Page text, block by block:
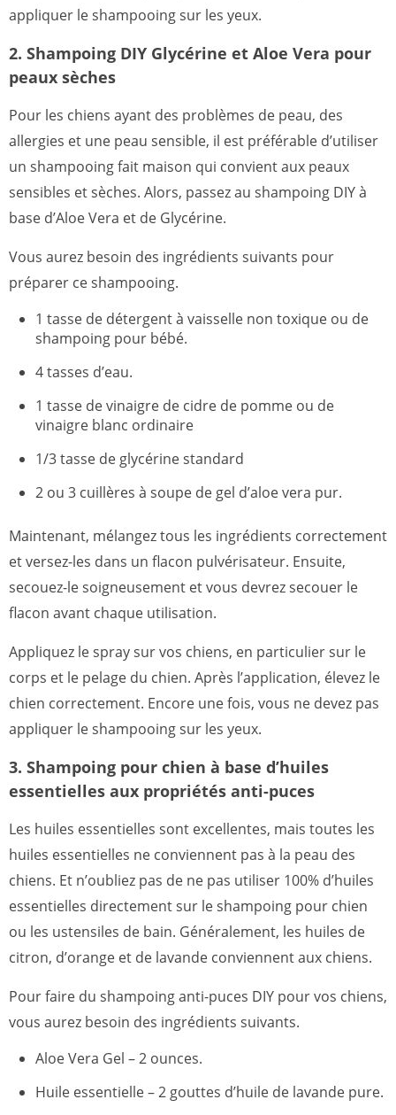
appliquer le shampooing sur les yeux.
2. Shampoing DIY Glycérine et Aloe Vera pour
peaux sèches
Pour les chiens ayant des problèmes de peau, des
allergies et une peau sensible, il est préférable d’utiliser
un shampooing fait maison qui convient aux peaux
sensibles et sèches. Alors, passez au shampoing DIY à
base d’Aloe Vera et de Glycérine.
Vous aurez besoin des ingrédients suivants pour
préparer ce shampooing.
1 tasse de détergent à vaisselle non toxique ou de
shampoing pour bébé.
4 tasses d’eau.
1 tasse de vinaigre de cidre de pomme ou de
vinaigre blanc ordinaire
1/3 tasse de glycérine standard
2 ou 3 cuillères à soupe de gel d’aloe vera pur.
Maintenant, mélangez tous les ingrédients correctement
et versez-les dans un flacon pulvérisateur. Ensuite,
secouez-le soigneusement et vous devrez secouer le
flacon avant chaque utilisation.
Appliquez le spray sur vos chiens, en particulier sur le
corps et le pelage du chien. Après l’application, élevez le
chien correctement. Encore une fois, vous ne devez pas
appliquer le shampooing sur les yeux.
3. Shampoing pour chien à base d’huiles
essentielles aux propriétés anti-puces
Les huiles essentielles sont excellentes, mais toutes les
huiles essentielles ne conviennent pas à la peau des
chiens. Et n’oubliez pas de ne pas utiliser 100% d’huiles
essentielles directement sur le shampoing pour chien
ou les ustensiles de bain. Généralement, les huiles de
citron, d’orange et de lavande conviennent aux chiens.
Pour faire du shampoing anti-puces DIY pour vos chiens,
vous aurez besoin des ingrédients suivants.
Aloe Vera Gel – 2 ounces.
Huile essentielle – 2 gouttes d’huile de lavande pure.